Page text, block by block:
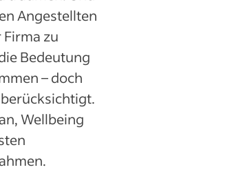
Angestellten
zu
Bedeutung
– doch
Wellbeing